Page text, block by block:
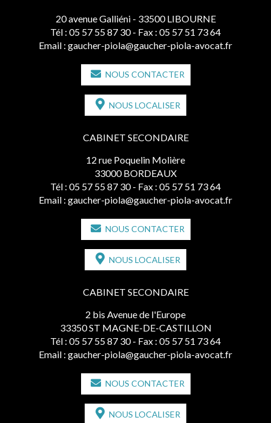
20 avenue Galliéni - 33500 LIBOURNE
Tél : 05 57 55 87 30 - Fax : 05 57 51 73 64
Email : gaucher-piola@gaucher-piola-avocat.fr
NOUS CONTACTER
NOUS LOCALISER
CABINET SECONDAIRE
12 rue Poquelin Molière
33000 BORDEAUX
Tél : 05 57 55 87 30 - Fax : 05 57 51 73 64
Email : gaucher-piola@gaucher-piola-avocat.fr
NOUS CONTACTER
NOUS LOCALISER
CABINET SECONDAIRE
2 bis Avenue de l'Europe
33350 ST MAGNE-DE-CASTILLON
Tél : 05 57 55 87 30 - Fax : 05 57 51 73 64
Email : gaucher-piola@gaucher-piola-avocat.fr
NOUS CONTACTER
NOUS LOCALISER